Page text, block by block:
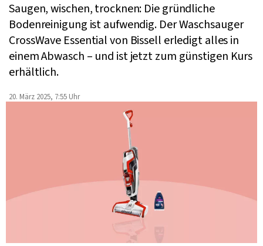
Saugen, wischen, trocknen: Die gründliche
Bodenreinigung ist aufwendig. Der Waschsauger
CrossWave Essential von Bissell erledigt alles in
einem Abwasch – und ist jetzt zum günstigen Kurs
erhältlich.
20. März 2025, 7:55 Uhr